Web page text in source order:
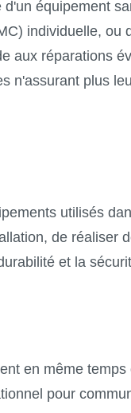
équipement
individuelle, ou
aux réparations
n'assurant plus
utilisés
de réaliser
et la
en même temps
pour